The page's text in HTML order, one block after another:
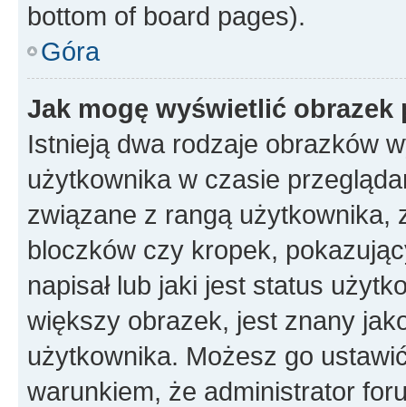
bottom of board pages).
Góra
Jak mogę wyświetlić
Istnieją dwa rodzaje obrazków
użytkownika w czasie
związane z rangą użytkownika,
bloczków czy kropek,
napisał lub jaki jest status
większy obrazek, jest znany
użytkownika. Możesz go
warunkiem, że administrator